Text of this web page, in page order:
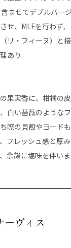
ませてデブルバー
せ、MLFを行わず
リ・フィーヌ）と
あり
果実香に、柑橘の
白い薔薇のような
際の貝殻やヨード
フレッシュ感と厚
余韻に塩味を伴いま
ヴィス